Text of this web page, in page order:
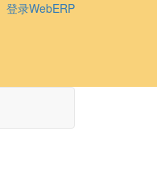
登录WebERP